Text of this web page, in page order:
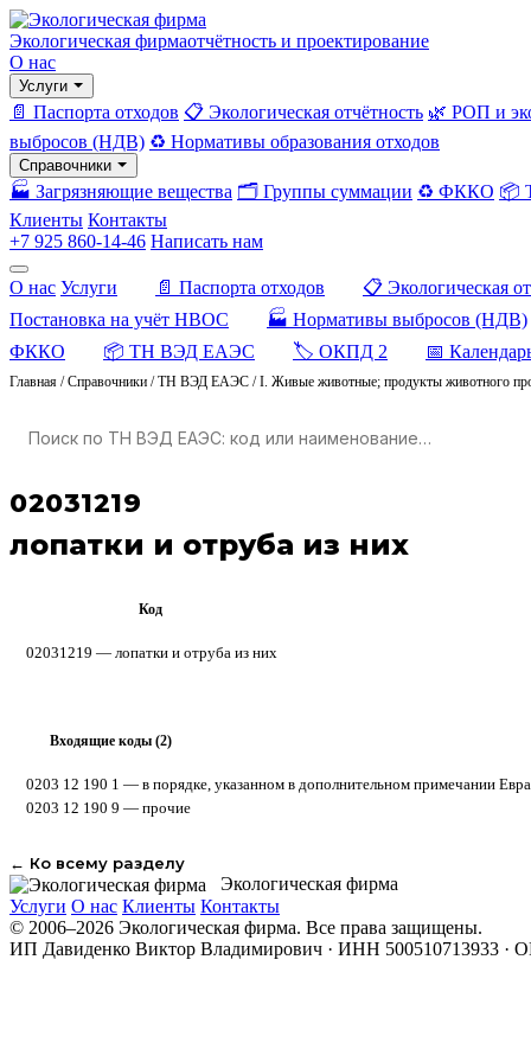
Экологическая фирмаотчётность и проектирование
О нас
Услуги
📄 Паспорта отходов 📋 Экологическая отчётность 🌿 РОП и
выбросов (НДВ) ♻️ Нормативы образования отходов
Справочники
🏭 Загрязняющие вещества 🗂️ Группы суммации ♻️ ФККО 📦
Клиенты Контакты
+7 925 860-14-46 Написать нам
О нас Услуги 📄 Паспорта отходов
📋 Экологическая
Постановка на учёт НВОС
🏭 Нормативы выбросов (НДВ)
ФККО
📦 ТН ВЭД ЕАЭС 🏷️ ОКПД 2 📅
Главная /Справочники /ТН ВЭД ЕАЭС /I. Живые животные; продукты животного
02031219
лопатки и отруба из них
Код
02031219 — лопатки и отруба из них
Входящие коды (2)
0203 12 190 1 — в порядке, указанном в дополнительном примечании
0203 12 190 9 — прочие
← Ко всему разделу
Экологическая фирма
Услуги О нас Клиенты Контакты
© 2006–2026 Экологическая фирма. Все права защищены.
ИП Давиденко Виктор Владимирович · ИНН 500510713933 ·